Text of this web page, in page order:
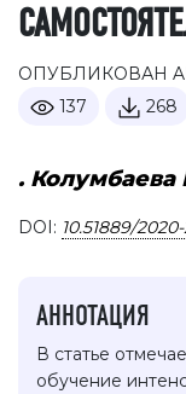
ОПУБЛИКОВАН
137
268
.
DOI: 10.51889/
АННОТАЦИЯ
В статье
обучение